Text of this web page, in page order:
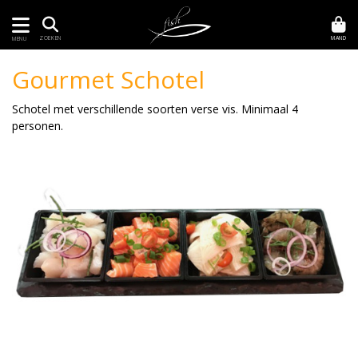
MENU ZOEKEN MAND
Gourmet Schotel
Schotel met verschillende soorten verse vis. Minimaal 4
personen.